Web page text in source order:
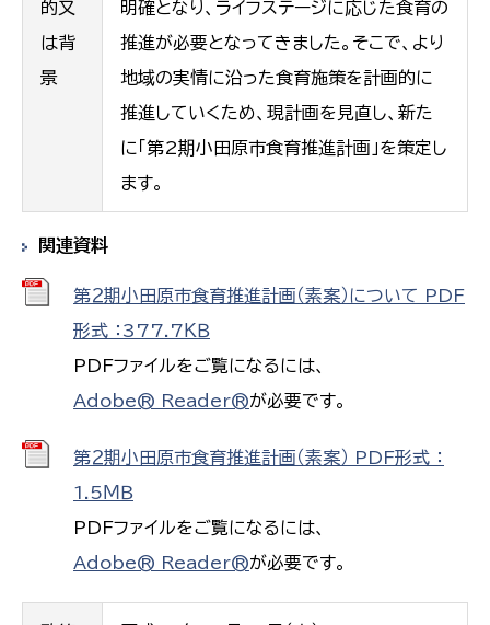
的又
は背
景
明確となり、ライフステージに応じた食育の
推進が必要となってきました。そこで、より
地域の実情に沿った食育施策を計画的に
推進していくため、現計画を見直し、新た
に「第2期小田原市食育推進計画」を策定し
ます。
関連資料
第２期小田原市食育推進計画（素案）について PDF
形式 ：377.7ＫＢ
PDFファイルをご覧になるには、
Adobe® Reader®が必要です。
第２期小田原市食育推進計画（素案） PDF形式 ：
1.5ＭＢ
PDFファイルをご覧になるには、
Adobe® Reader®が必要です。